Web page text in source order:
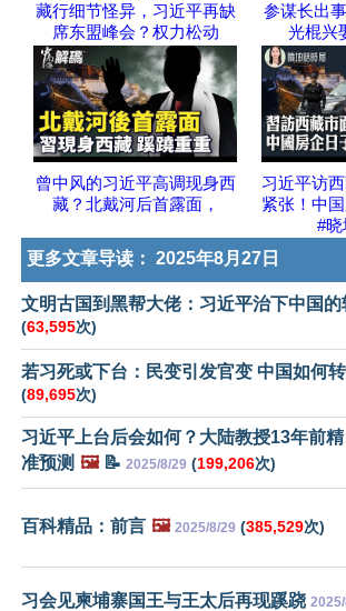
藏行细节怪异，习近平再缺
席东盟峰会？权力松动
参谋长出
光棍兴
曾中风的习近平高调现身西
藏？北戴河后首露面，
习近平访
紧张！中
#晓
更多文章导读： 2025年8月27日
文明古国到黑帮大佬：习近平治下中国的
(63,595次)
若习死或下台：民变引发官变 中国如何
(89,695次)
习近平上台后会如何？大陆教授13年前精
准预测 🖼️📝 2025/8/29 (199,206次)
百科精品：前言 🖼️ 2025/8/29 (385,529次)
习会见柬埔寨国王与王太后再现蹊跷